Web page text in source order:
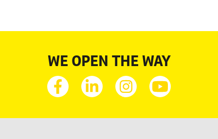
WE OPEN THE WAY
FacebookLinkedinInstagramYoutube